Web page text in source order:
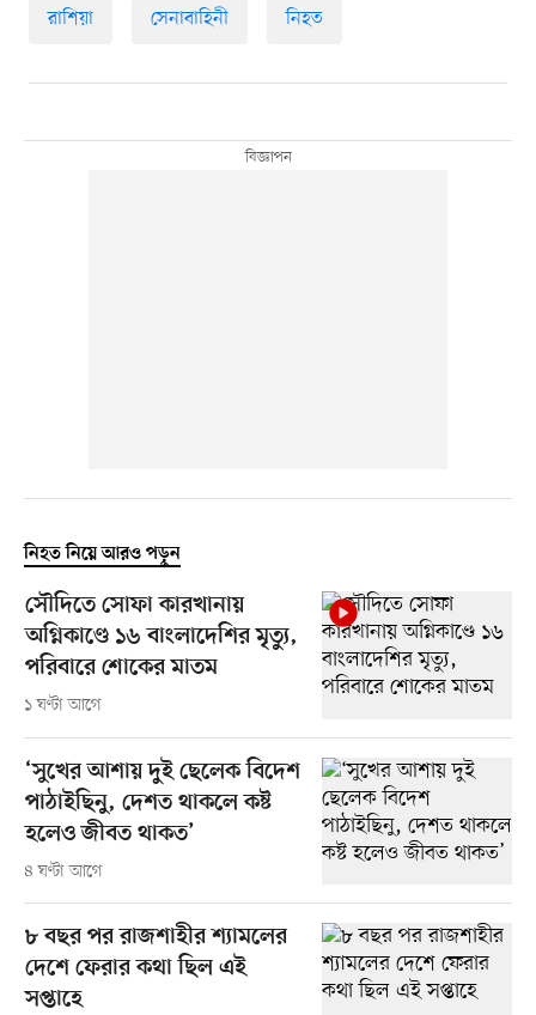
রাশিয়া সেনাবাহিনী নিহত
নিহত নিয়ে আরও পড়ুন
সৌদিতে সোফা কারখানায়
অগ্নিকাণ্ডে ১৬ বাংলাদেশির মৃত্যু,
পরিবারে শোকের মাতম
১ ঘণ্টা আগে
‘সুখের আশায় দুই ছেলেক বিদেশ
পাঠাইছিনু, দেশত থাকলে কষ্ট
হলেও জীবত থাকত’
৪ ঘণ্টা আগে
৮ বছর পর রাজশাহীর শ্যামলের
দেশে ফেরার কথা ছিল এই
সপ্তাহে